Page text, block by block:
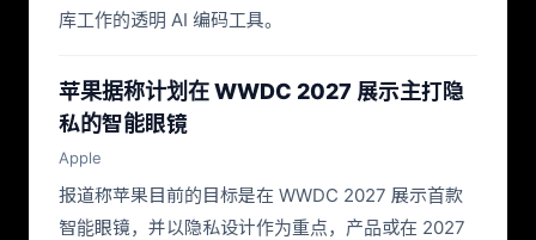
库工作的透明 AI 编码工具。
苹果据称计划在 WWDC 2027 展示主打隐
私的智能眼镜
Apple
报道称苹果目前的目标是在 WWDC 2027 展示首款
智能眼镜，并以隐私设计作为重点，产品或在 2027